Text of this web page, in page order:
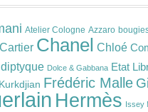
Atelier Cologne Azzaro
Cartier Chanel Chloé
diptyque Dolce & Gabbana Etat
Frédéric Malle
Hermès Issey